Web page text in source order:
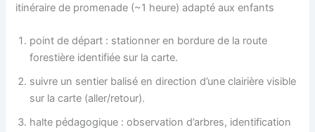
itinéraire de promenade (~1 heure) adapté aux enfants
point de départ : stationner en bordure de la route
forestière identifiée sur la carte.
suivre un sentier balisé en direction d’une clairière visible
sur la carte (aller/retour).
halte pédagogique : observation d’arbres, identification